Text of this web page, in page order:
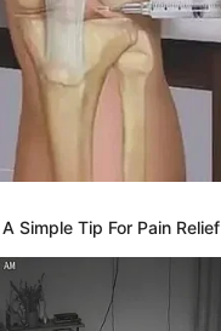
Simple Tip For Pain Relief